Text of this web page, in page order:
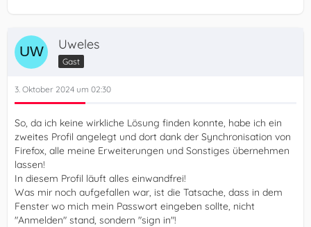
Uweles
Gast
3. Oktober 2024 um 02:30
So, da ich keine wirkliche Lösung finden konnte, habe ich ein
zweites Profil angelegt und dort dank der Synchronisation von
Firefox, alle meine Erweiterungen und Sonstiges übernehmen
lassen!
In diesem Profil läuft alles einwandfrei!
Was mir noch aufgefallen war, ist die Tatsache, dass in dem
Fenster wo mich mein Passwort eingeben sollte, nicht
"Anmelden" stand, sondern "sign in"!